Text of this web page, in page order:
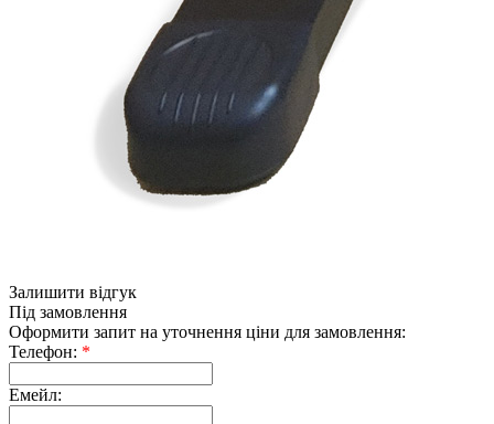
Залишити відгук
Під замовлення
Оформити запит на уточнення ціни для замовлення:
Телефон: *
Емейл: